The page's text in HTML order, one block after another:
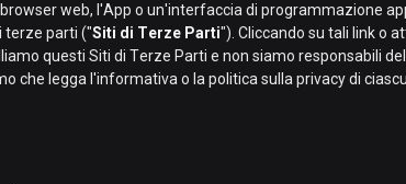
browser web, l'App o un'interfaccia di programmazione
terze parti ("Siti di Terze Parti"). Cliccando su tali link o
questi Siti di Terze Parti e non siamo responsabili
che legga l'informativa o la politica sulla privacy di